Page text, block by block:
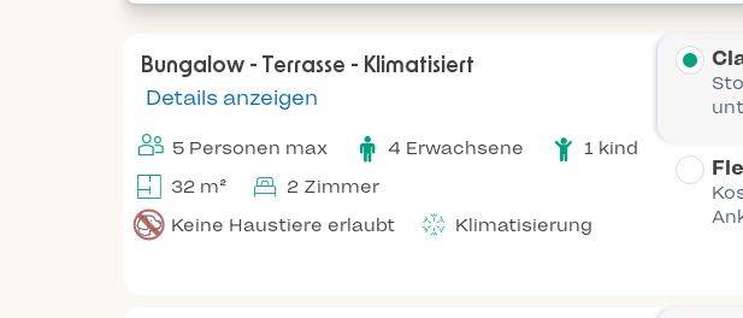
Bungalow - Terrasse - Klimatisiert
Details anzeigen
5 Personen max 4 Erwachsene
1 kind
32 m²
2 Zimmer
Keine Haustiere erlaubt
Klimatisierung